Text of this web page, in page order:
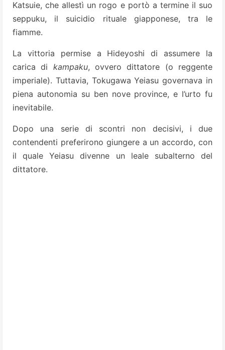
Katsuie, che allestì un rogo e portò a termine il suo
seppuku, il suicidio rituale giapponese, tra le
fiamme.
La vittoria permise a Hideyoshi di assumere la
carica di kampaku, ovvero dittatore (o reggente
imperiale). Tuttavia, Tokugawa Yeiasu governava in
piena autonomia su ben nove province, e l’urto fu
inevitabile.
Dopo una serie di scontri non decisivi, i due
contendenti preferirono giungere a un accordo, con
il quale Yeiasu divenne un leale subalterno del
dittatore.